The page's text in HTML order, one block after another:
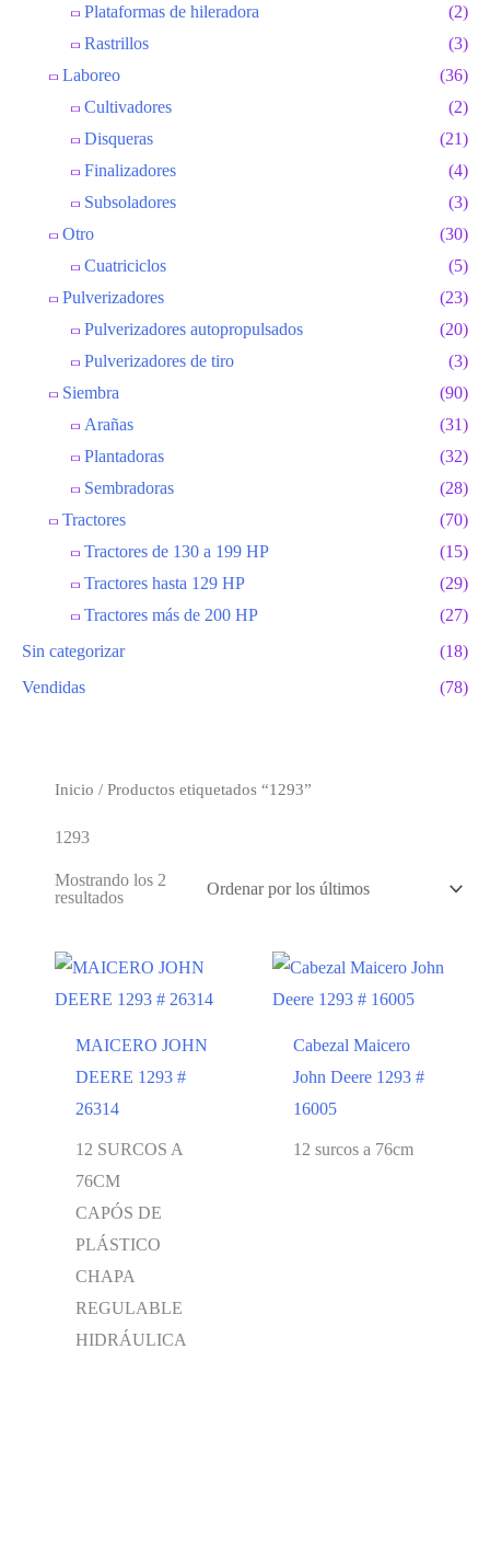
Plataformas de hileradora
(2)
Rastrillos
(3)
Laboreo
(36)
Cultivadores
(2)
Disqueras
(21)
Finalizadores
(4)
Subsoladores
(3)
Otro
(30)
Cuatriciclos
(5)
Pulverizadores
(23)
Pulverizadores autopropulsados
(20)
Pulverizadores de tiro
(3)
Siembra
(90)
Arañas
(31)
Plantadoras
(32)
Sembradoras
(28)
Tractores
(70)
Tractores de 130 a 199 HP
(15)
Tractores hasta 129 HP
(29)
Tractores más de 200 HP
(27)
Sin categorizar
(18)
Vendidas
(78)
Inicio / Productos etiquetados “1293”
1293
Mostrando los 2
resultadosOrdenado
MAICERO JOHN
DEERE 1293 #
26314
12 SURCOS A
76CM
CAPÓS DE
PLÁSTICO
CHAPA
REGULABLE
HIDRÁULICA
Cabezal Maicero
John Deere 1293 #
16005
12 surcos a 76cm